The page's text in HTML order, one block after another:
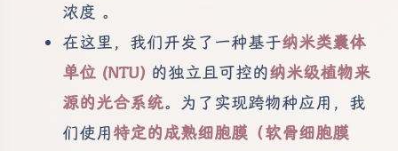
浓度 。
在这里，我们开发了一种基于纳米类囊体
单位 (NTU) 的独立且可控的纳米级植物来
源的光合系统。为了实现跨物种应用，我
们使用特定的成熟细胞膜（软骨细胞膜